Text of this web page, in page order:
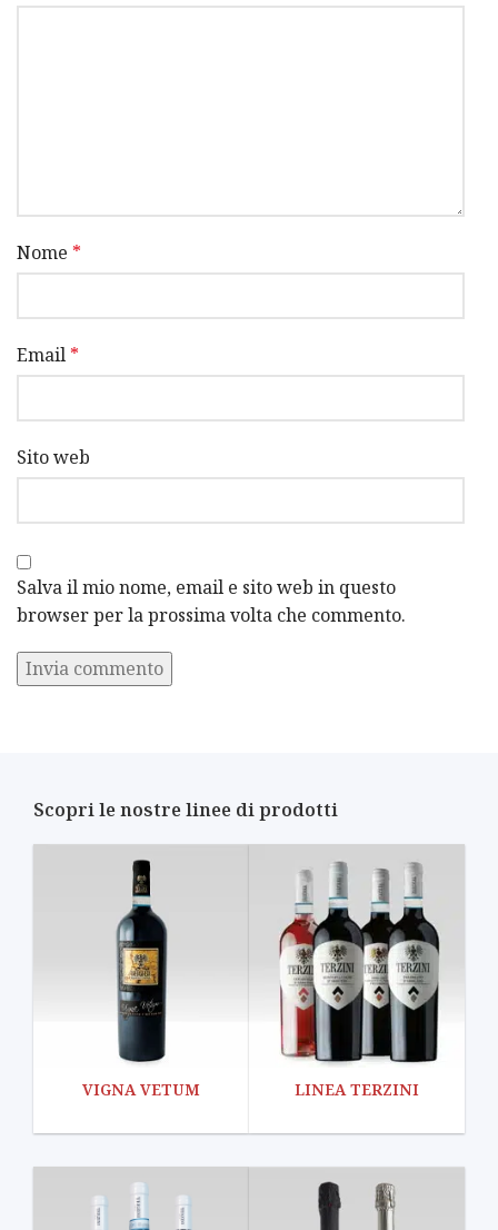
Nome *
Email *
Sito web
Salva il mio nome, email e sito web in questo
browser per la prossima volta che commento.
Scopri le nostre linee di prodotti
VIGNA VETUM LINEA TERZINI